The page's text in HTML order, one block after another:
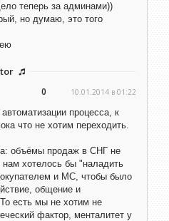
теперь за админами))
но думаю, это того
0 10.01.2014 в 01:22
автоматизации процесса, к
что не хотим переходить.
объёмы продаж в СНГ не
хотелось бы "наладить
и МС, чтобы было
общение и
есть мы не хотим не
фактор, менталитет у